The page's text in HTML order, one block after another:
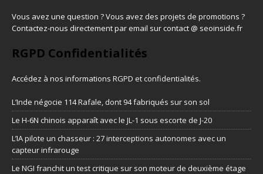
Vous avez une question ? Vous avez des projets de promotions ?
Contactez-nous directement par email sur contact @ seoinside.fr
RGPD Confidentialités
Accédez à nos informations RGPD et confidentialités.
L’Inde négocie 114 Rafale, dont 94 fabriqués sur son sol
Le H-6N chinois apparaît avec le JL-1 sous escorte de J-20
L’IA pilote un chasseur : 27 interceptions autonomes avec un
capteur infrarouge
Le NGI franchit un test critique sur son moteur de deuxième étage